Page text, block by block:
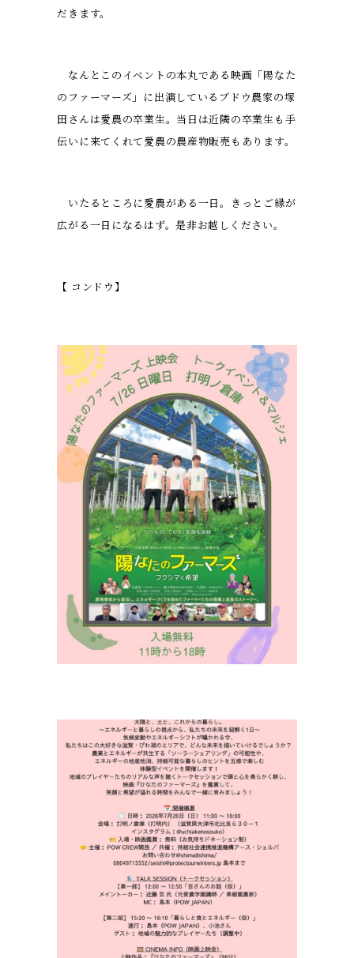
だきます。
なんとこのイベントの本丸である映画「陽なた
のファーマーズ」に出演しているブドウ農家の塚
田さんは愛農の卒業生。当日は近隣の卒業生も手
伝いに来てくれて愛農の農産物販売もあります。
いたるところに愛農がある一日。きっとご縁が
広がる一日になるはず。是非お越しください。
【 コンドウ】